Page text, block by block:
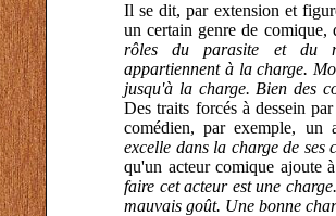
Il se dit, par extension et
un certain genre de
rôles du parasite et du
appartiennent à la charge.
jusqu'à la charge. Bien des
Des traits forcés à dessein
comédien, par exemple, un
excelle dans la charge de ses
qu'un acteur comique ajoute
faire cet acteur est une
mauvais goût. Une bonne